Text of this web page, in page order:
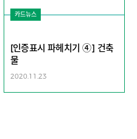
카드뉴스
[인증표시 파헤치기 ④] 건축
물
2020.11.23